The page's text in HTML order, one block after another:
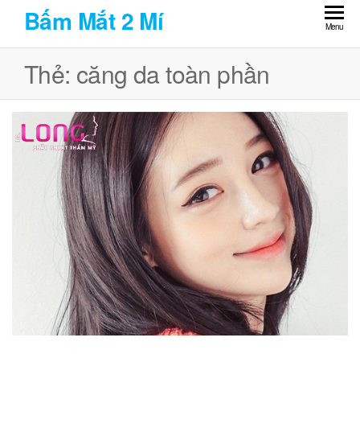
the
content
Bấm Mắt 2 Mí Menu
Thẻ: căng da toàn phần